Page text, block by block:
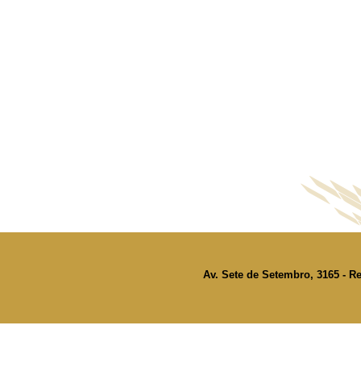
Av. Sete de Setembro, 3165 -